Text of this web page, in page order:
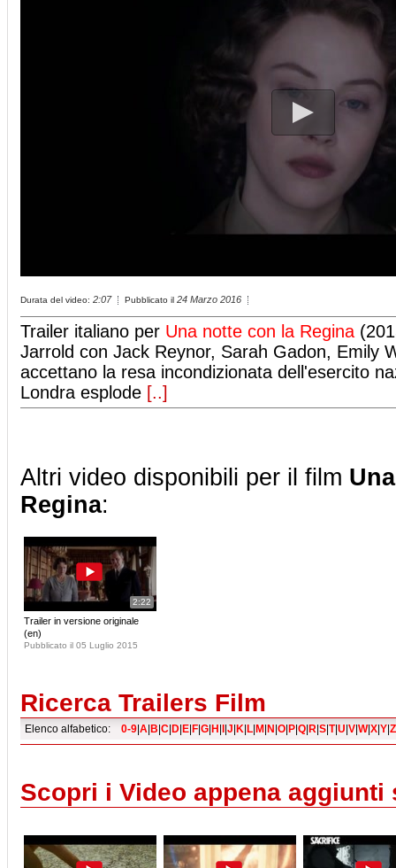
Durata del video: 2:07 Pubblicato il 24 Marzo 2016
Trailer italiano per Una notte con la Regina
Jarrold con Jack Reynor, Sarah Gadon, Emily
accettano la resa incondizionata dell'esercito
Londra esplode [..]
Altri video disponibili per il film
Regina:
2:22
Trailer in versione originale
(en)
Pubblicato il 05 Luglio 2015
Ricerca Trailers Film
Elenco alfabetico: 0-9|A|B|C|D|E|F|G|H|I|J|K|L|M|N|O|P|Q|R|S|T|U|V|W|X|Y|Z
Scopri i Video appena aggiunti